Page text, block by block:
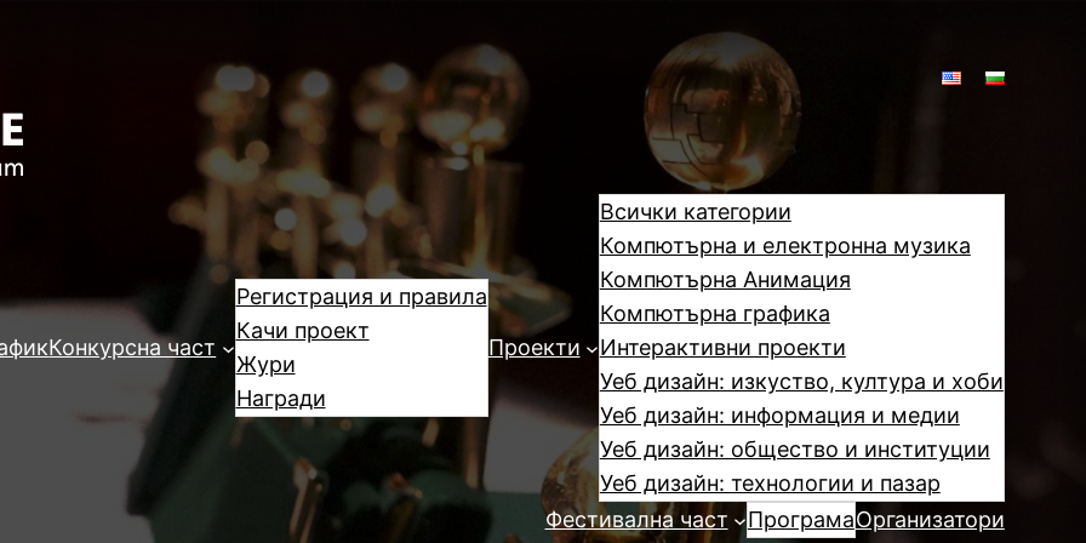
Конкурсна част
Регистрация и правила
Качи проект
Жури
Награди
Проекти
Всички категории
Компютърна и електронна музика
Компютърна Анимация
Компютърна графика
Интерактивни проекти
Уеб дизайн: изкуство, култура и хоби
Уеб дизайн: информация и медии
Уеб дизайн: общество и институции
Уеб дизайн: технологии и пазар
Фестивална част
ПрограмаОрганизатори